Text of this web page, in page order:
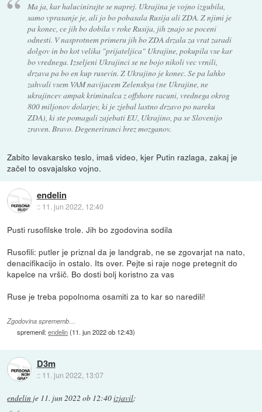
Ma ja, kar halucinirajte se naprej. Ukrajina je vojno izgubila,
samo vprasanje je, ali jo bo pobasala Rusija ali ZDA. Z njimi je
pa konec, ce jih bo dobila v roke Rusija, jih znajo se poceni
odnesti. V nasprotnem primeru jih bo ZDA drzala za vrat zaradi
dolgov in bo kot velika "prijateljica" Ukrajine, pokupila vse kar
bo vrednega. Izseljeni Ukrajinci se ne bojo nikoli vec vrnili,
drzava pa bo en kup rusevin. Z Ukrajino je konec. Se pa lahko
zahvali vsem VAM navijacem Zelenskya (ne Ukrajine, ne
ukrajincev ampak kriminalca z offshore racuni, vrednega okrog
800 miljonov dolarjev, ki je zjebal lastno drzavo po nareku
ZDA), ki ste pomagali zajebati EU, Ukrajino, pa se Slovenijo
zraven. Bravo. Degeneriranci brez mozganov.
Zabito levakarsko teslo, imaš video, kjer Putin razlaga, zakaj je
začel to osvajalsko vojno.
endelin
:: 11. jun 2022, 12:40
Pusti rusofilske trole. Jih bo zgodovina sodila
Rusofili: putler je priznal da je landgrab, ne se zgovarjat na nato,
denacifikacijo in ostalo. Its over. Pejte si raje noge pretegnit do
kapelce na vršič. Bo dosti bolj koristno za vas
Ruse je treba popolnoma osamiti za to kar so naredili!
Zgodovina sprememb…
spremenil:endelin(11. jun 2022 ob 12:43)
D3m
:: 11. jun 2022, 13:07
endelin je 11. jun 2022 ob 12:40izjavil: